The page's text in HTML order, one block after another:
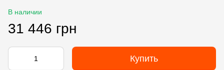
В наличии
31 446 грн
Купить